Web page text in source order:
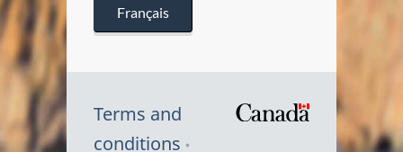
Français
Terms and
conditions
Symbole